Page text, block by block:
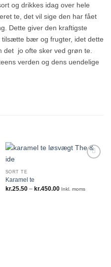
og drikkes idag over hele
te, det vil sige den har fået
Dette giver den kraftigste
bær og frugter, idet dette
det jo ofte sker ved grøn te.
verden og dens uendelige
SORT TE
Karamel te
kr.25.50 – kr.450.00Prisinterval:
Inkl. moms